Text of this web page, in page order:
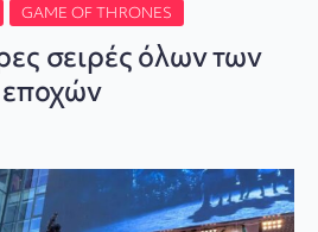
GAME OF THRONES
σειρές όλων των
εποχών